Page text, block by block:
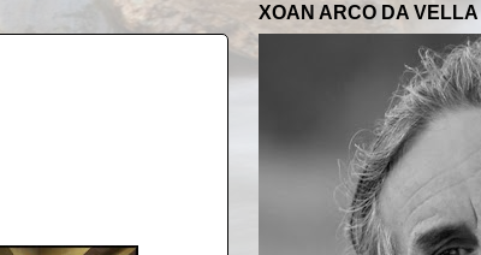
XOAN ARCO DA VELLA